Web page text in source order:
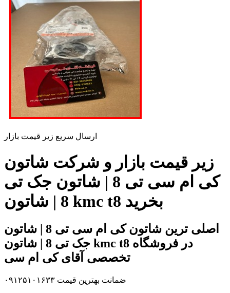
ارسال سریع زیر قیمت بازار
زیر قیمت بازار و شرکت شاتون
کی ام سی تی 8 | شاتون جک تی
8 | شاتون kmc t8 بخرید
اصلی ترین شاتون کی ام سی تی 8 | شاتون
جک تی 8 | شاتون kmc t8 در فروشگاه
تخصصی آقای کی ام سی
ضمانت بهترین قیمت ۰۹۱۲۵۱۰۱۶۳۳